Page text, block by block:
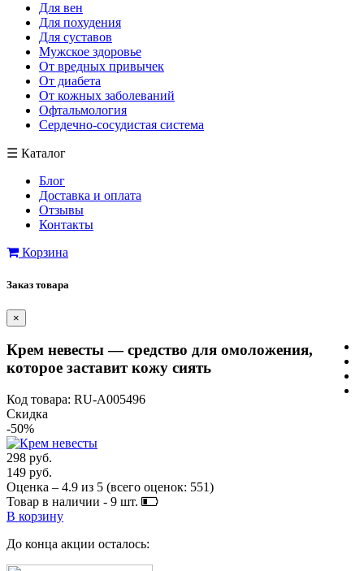
Для вен
Для похудения
Для суставов
Мужское здоровье
От вредных привычек
От диабета
От кожных заболеваний
Офтальмология
Сердечно-сосудистая система
☰ Каталог
Блог
Доставка и оплата
Отзывы
Контакты
Корзина
Заказ товара
×
Крем невесты — средство для омоложения,
которое заставит кожу сиять
Код товара: RU-A005496
Скидка
-50%
298 руб.
149 руб.
Оценка – 4.9 из 5 (всего оценок: 551)
Товар в наличии - 9 шт.
В корзину
До конца акции осталось: